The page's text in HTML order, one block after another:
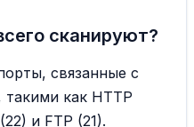
сканируют?
связанные с
как HTTP
и FTP (21).